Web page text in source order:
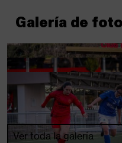
Galería de
Ver toda la galería